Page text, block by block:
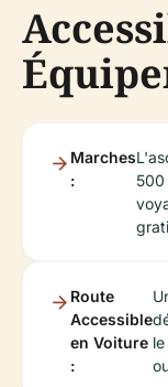
Marches
:
500
Route
Accessible
en Voiture
: